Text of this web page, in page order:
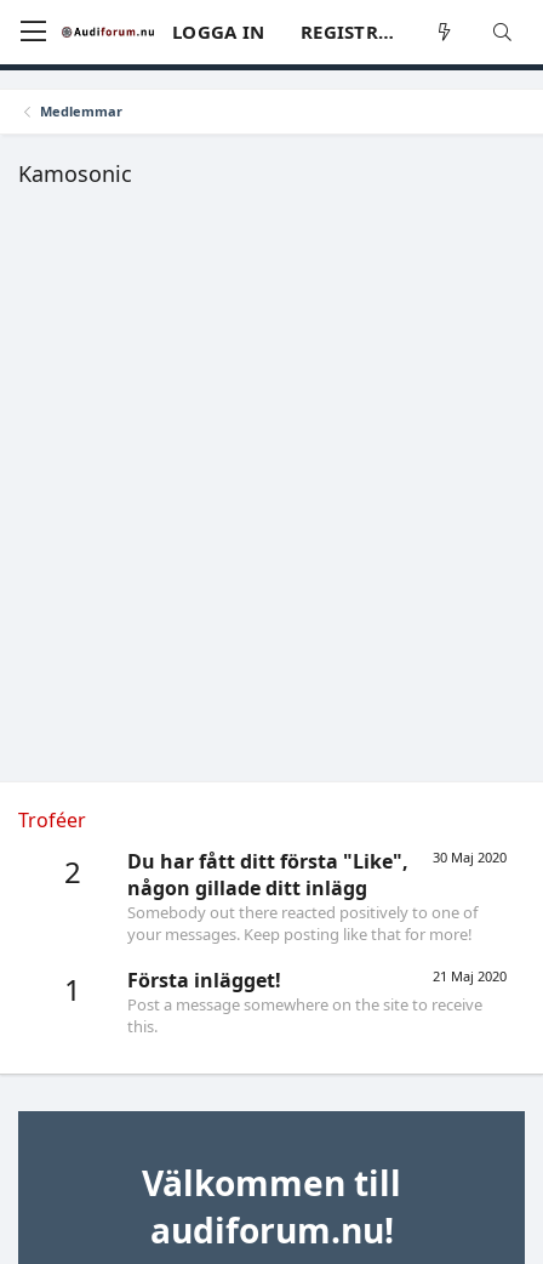
LOGGA IN REGISTRERA
Medlemmar
Kamosonic
Troféer
2 30 Maj 2020
Du har fått ditt första "Like",
någon gillade ditt inlägg
Somebody out there reacted positively to one of
your messages. Keep posting like that for more!
1 21 Maj 2020
Första inlägget!
Post a message somewhere on the site to receive
this.
Välkommen till
audiforum.nu!